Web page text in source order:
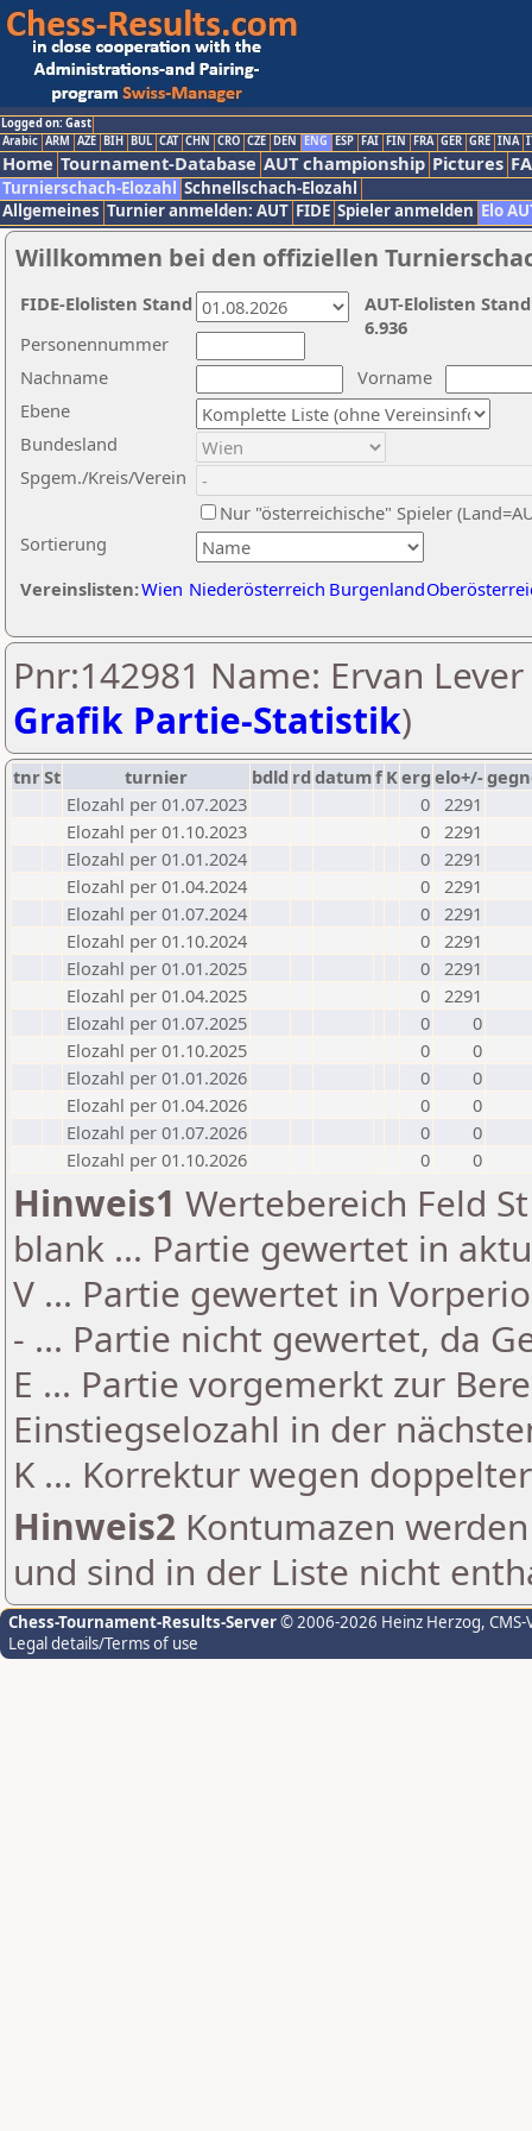
Logged on: Gast
Arabic ARM AZE BIH BUL CAT CHN CRO CZE DEN ENG ESP FAI FIN FRA GER GRE INA
Home Tournament-Database AUT championship Pictures
Turnierschach-Elozahl Schnellschach-Elozahl
Allgemeines Turnier anmelden: AUT FIDE Spieler anmelden Elo
Willkommen bei den offiziellen
Nachname
Vorname
Ebene
Sortierung
Personennummer
Bundesland
Spgem./Kreis/Verein
Nur "österreichische" Spieler
Vereinslisten:Wien Niederösterreich Burgenland
AUT-Elolisten
6.936
FIDE-Elolisten Stand
Pnr:142981 Name: Ervan Lever
Grafik Partie-Statistik)
tnrSt turnier bdld rd datumf Kerg elo+/-
Elozahl per 01.07.2023
0 2291
Elozahl per 01.10.2023
0 2291
Elozahl per 01.01.2024
0 2291
Elozahl per 01.04.2024
0 2291
Elozahl per 01.07.2024
0 2291
Elozahl per 01.10.2024
0 2291
Elozahl per 01.01.2025
0 2291
Elozahl per 01.04.2025
0 2291
Elozahl per 01.07.2025
0
0
Elozahl per 01.10.2025
0
0
Elozahl per 01.01.2026
0
0
Elozahl per 01.04.2026
0
0
Elozahl per 01.07.2026
0
0
Elozahl per 01.10.2026
0 0
Hinweis1 Wertebereich Feld
blank ... Partie gewertet in
V ... Partie gewertet in
- ... Partie nicht gewertet, da
E ... Partie vorgemerkt zur
Einstiegselozahl in der
K ... Korrektur wegen
Hinweis2 Kontumazen
und sind in der Liste nicht
Chess-Tournament-Results-Server© 2006-2026 Heinz Herzog,
Legal details/Terms of use